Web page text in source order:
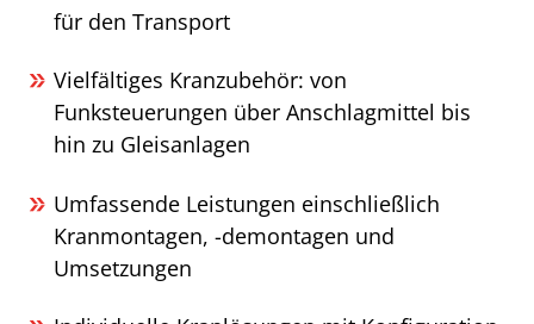
für den Transport
Vielfältiges Kranzubehör: von
Funksteuerungen über Anschlagmittel bis
hin zu Gleisanlagen
Umfassende Leistungen einschließlich
Kranmontagen, -demontagen und
Umsetzungen